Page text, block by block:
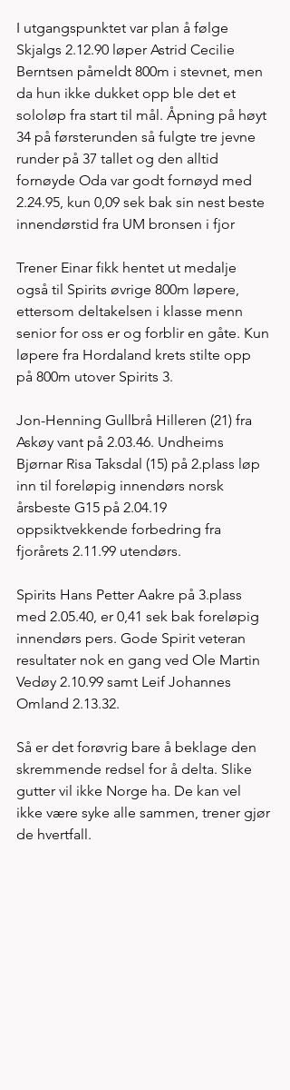
I utgangspunktet var plan å følge
Skjalgs 2.12.90 løper Astrid Cecilie
Berntsen påmeldt 800m i stevnet, men
da hun ikke dukket opp ble det et
sololøp fra start til mål. Åpning på høyt
34 på førsterunden så fulgte tre jevne
runder på 37 tallet og den alltid
fornøyde Oda var godt fornøyd med
2.24.95, kun 0,09 sek bak sin nest beste
innendørstid fra UM bronsen i fjor
Trener Einar fikk hentet ut medalje
også til Spirits øvrige 800m løpere,
ettersom deltakelsen i klasse menn
senior for oss er og forblir en gåte. Kun
løpere fra Hordaland krets stilte opp
på 800m utover Spirits 3.
Jon-Henning Gullbrå Hilleren (21) fra
Askøy vant på 2.03.46. Undheims
Bjørnar Risa Taksdal (15) på 2.plass løp
inn til foreløpig innendørs norsk
årsbeste G15 på 2.04.19
oppsiktvekkende forbedring fra
fjorårets 2.11.99 utendørs.
Spirits Hans Petter Aakre på 3.plass
med 2.05.40, er 0,41 sek bak foreløpig
innendørs pers. Gode Spirit veteran
resultater nok en gang ved Ole Martin
Vedøy 2.10.99 samt Leif Johannes
Omland 2.13.32.
Så er det forøvrig bare å beklage den
skremmende redsel for å delta. Slike
gutter vil ikke Norge ha. De kan vel
ikke være syke alle sammen, trener gjør
de hvertfall.